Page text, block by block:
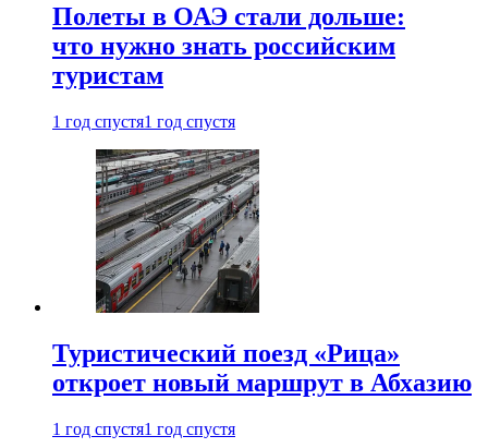
Полеты в ОАЭ стали дольше:
что нужно знать российским
туристам
1 год спустя1 год спустя
Туристический поезд «Рица»
откроет новый маршрут в Абхазию
1 год спустя1 год спустя